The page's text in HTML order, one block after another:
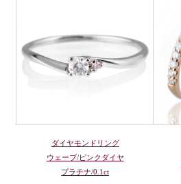
ダイヤモンドリング
ウェーブ/ピンクダイヤ
プラチナ/0.1ct